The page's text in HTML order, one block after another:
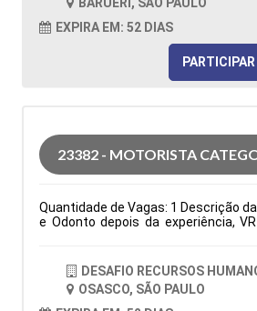
negociação de preços, prazos e
além da prospecção,
de fornecedores, visando
redução de custos. Emite e
compra, monitora prazos de
divergências relacionadas à
para apoiar a gestão na tomada
contratação: CLT Cidade: Barueri,
Atuação: Compras Período:
EXPIRA EM: 52 DIAS
PARTICIPAR
23382 - MOTORISTA
Quantidade de Vagas: 1 Descrição
e Odonto depois da experiência,
INTERIOR E ESTADUAIS ( VIAGENS
E ESPIRITO SANTO Tipo de
Osasco, SP, Brasil Área de
DESAFIO RECURSOS
OSASCO, SÃO PAULO